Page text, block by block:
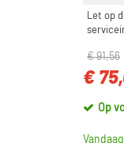
Let op
€ 91,56
€
Op